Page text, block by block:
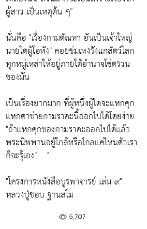
ผู้สาว เป็นเหตุต้น ๆ"
นั่นคือ "เรื่องกามตัณหา อันเป็นเจ้าใหญ่
นายโตผู้โอหัง"คอยข่มเหงรังแกสัตว์โลก
ทุกหมู่เหล่าให้อยู่ภายใต้อำนาจโซ่ตรวน
ของมัน
เป็นเรื่องยากมาก ที่ผู้หนึ่งผู้ใดจะแหกคุก
แหกตาข่ายกามราคะนี้ออกไปได้โดยง่าย
"ถ้าแหกคุกของกามราคะออกไปได้แล้ว
พระนิพพานอยู้ใกล้หรือไกลแค่ไหนตัวเรา
ก็จะรู้เอง" .. "
"โครงการหนังสือบูรพาจารย์ เล่ม ๙"
หลวงปู่ชอบ ฐานสโม
6,707